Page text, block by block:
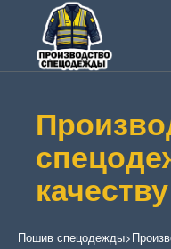
качеству
Пошив спецодежды>